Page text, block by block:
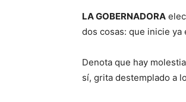
LA GOBERNADORA
dos cosas: que inicie ya
Denota que hay
sí, grita destemplado a